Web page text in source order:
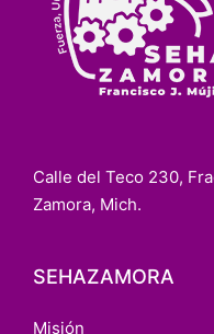
Calle del Teco 230,
Zamora, Mich.
SEHAZAMORA
Misión